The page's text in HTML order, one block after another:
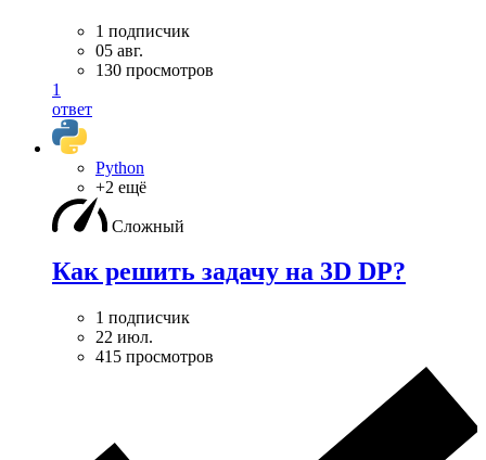
1 подписчик
05 авг.
130 просмотров
1
ответ
Python
+2 ещё
Сложный
Как решить задачу на 3D DP?
1 подписчик
22 июл.
415 просмотров